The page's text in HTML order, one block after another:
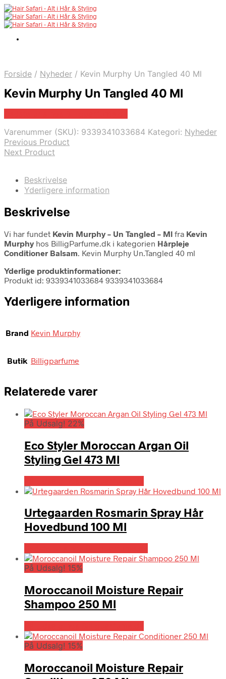
Forside / Nyheder / Kevin Murphy Un Tangled 40 Ml
Kevin Murphy Un Tangled 40 Ml
Varenummer (SKU): 9339341033684 Kategori: Nyheder
Previous Product
Next Product
Beskrivelse
Yderligere information
Beskrivelse
Vi har fundet Kevin Murphy – Un Tangled – Ml fra Kevin
Murphyhos BilligParfume.dk i kategorien Hårpleje
Conditioner Balsam. Kevin Murphy Un.Tangled 40 ml
Yderlige produktinformationer:
Produkt id: 9339341033684 9339341033684
Yderligere information
Brand Kevin Murphy
Butik Billigparfume
Relaterede varer
På Udsalg! 22%
Eco Styler Moroccan Argan Oil
Styling Gel 473 Ml
Urtegaarden Rosmarin Spray Hår
Hovedbund 100 Ml
På Udsalg! 15%
Moroccanoil Moisture Repair
Shampoo 250 Ml
På Udsalg! 15%
Moroccanoil Moisture Repair